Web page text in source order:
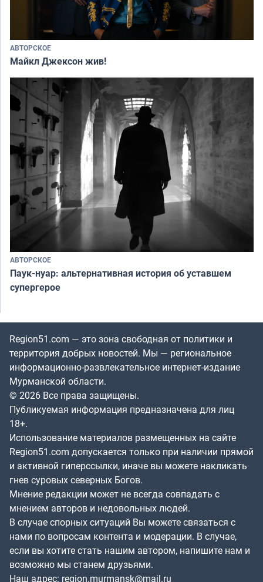
АВТОРСКОЕ
Майкл Джексон жив!
АВТОРСКОЕ
Паук-нуар: альтернативная история об уставшем
супергерое
Region51.com — это зона свободная от политики и
территория добрых новостей. Мы — региональное
информационно-развлекательное интернет-издание
Мурманской области.
© 2026 Все права защищены.
Публикуемая информация предназначена для лиц
18+.
Использование материалов размещенных на сайте
Region51.com допускается только при наличии прямой
и активной гиперссылки, иначе вы можете накликать
гнев суровых северных Богов.
Мнение редакции может не всегда совпадать с
мнением авторов и недовольных людей.
В случае спорных ситуаций Вы можете связаться с
нами по вопросам контента и модерации. В случае,
если вы хотите стать нашим автором, напишите нам и
возможно мы станем друзьями.
Наш адрес: region.murmansk@mail.ru